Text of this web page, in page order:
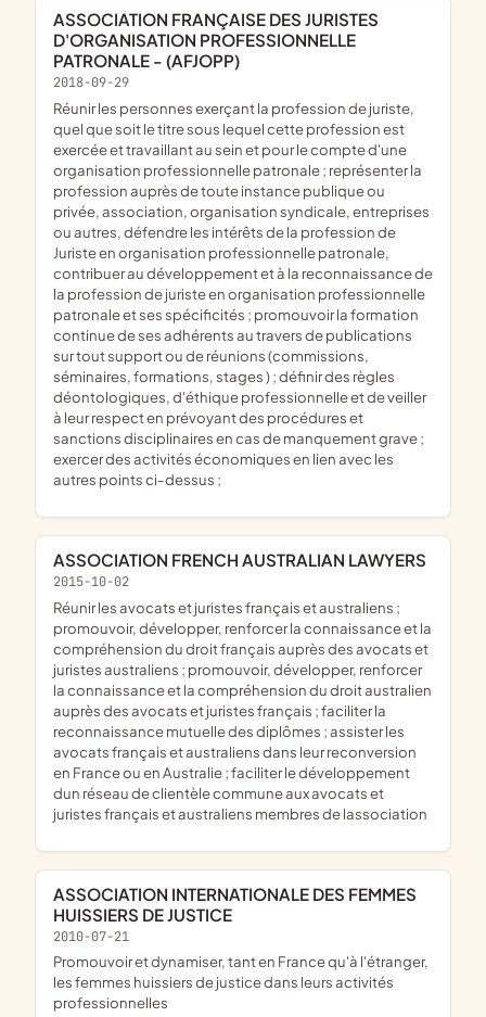
ASSOCIATION FRANÇAISE DES JURISTES
D'ORGANISATION PROFESSIONNELLE
PATRONALE - (AFJOPP)
2018-09-29
réunir les personnes exerçant la profession de juriste,
quel que soit le titre sous lequel cette profession est
exercée et travaillant au sein et pour le compte d'une
organisation professionnelle patronale ; représenter la
profession auprès de toute instance publique ou
privée, association, organisation syndicale, entreprises
ou autres, défendre les intérêts de la profession de
Juriste en organisation professionnelle patronale,
contribuer au développement et à la reconnaissance de
la profession de juriste en organisation professionnelle
patronale et ses spécificités ; promouvoir la formation
continue de ses adhérents au travers de publications
sur tout support ou de réunions (commissions,
séminaires, formations, stages ) ; définir des règles
déontologiques, d'éthique professionnelle et de veiller
à leur respect en prévoyant des procédures et
sanctions disciplinaires en cas de manquement grave ;
exercer des activités économiques en lien avec les
autres points ci-dessus ;
ASSOCIATION FRENCH AUSTRALIAN LAWYERS
2015-10-02
réunir les avocats et juristes français et australiens ;
promouvoir, développer, renforcer la connaissance et la
compréhension du droit français auprès des avocats et
juristes australiens ; promouvoir, développer, renforcer
la connaissance et la compréhension du droit australien
auprès des avocats et juristes français ; faciliter la
reconnaissance mutuelle des diplômes ; assister les
avocats français et australiens dans leur reconversion
en France ou en Australie ; faciliter le développement
dun réseau de clientèle commune aux avocats et
juristes français et australiens membres de lassociation
ASSOCIATION INTERNATIONALE DES FEMMES
HUISSIERS DE JUSTICE
2010-07-21
promouvoir et dynamiser, tant en France qu'à l'étranger,
les femmes huissiers de justice dans leurs activités
professionnelles